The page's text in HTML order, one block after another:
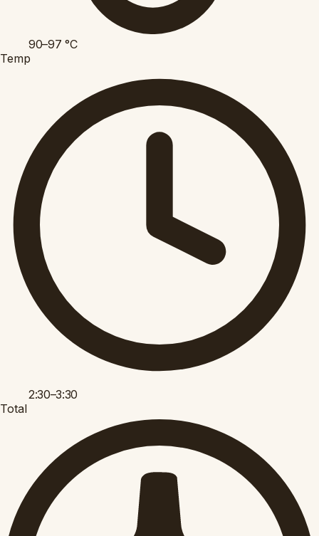
90–97 °C
Temp
2:30–3:30
Total